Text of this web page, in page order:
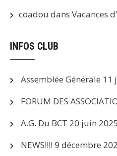
coadou dans Vacances
INFOS CLUB
Assemblée Générale 11
FORUM DES
A.G. Du BCT 20 juin 2025
NEWS!!!! 9 décembre